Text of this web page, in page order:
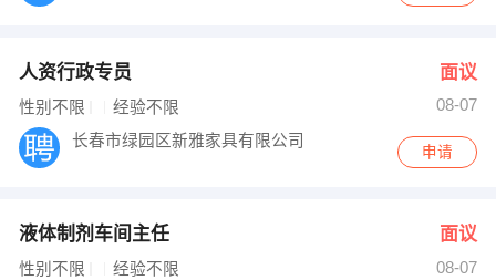
人资行政专员 面议
性别不限 经验不限
08-07
长春市绿园区新雅家具有限公司
申请
液体制剂车间主任 面议
性别不限 经验不限
08-07